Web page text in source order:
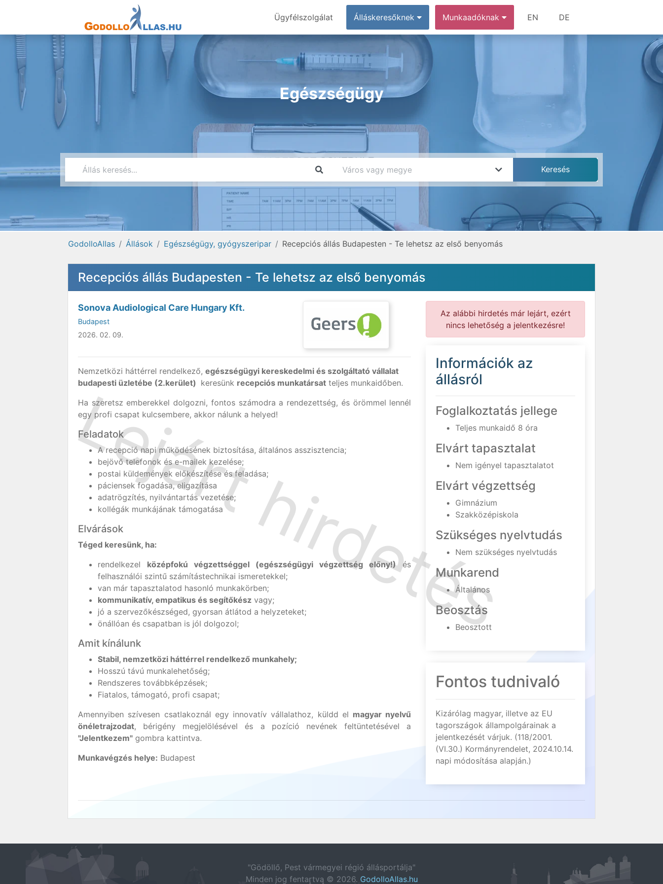
Ügyfélszolgálat Álláskeresőknek Munkaadóknak EN DE
Egészségügy
GodolloAllas Állások Egészségügy, gyógyszeripar Recepciós állás Budapesten - Te lehetsz az első benyomás
Recepciós állás Budapesten - Te lehetsz az első benyomás
Sonova Audiological Care Hungary Kft.
Budapest
2026. 02. 09.
Nemzetközi háttérrel rendelkező, egészségügyi kereskedelmi és szolgáltató vállalat
budapesti üzletébe (2.kerület) keresünk recepciós munkatársat teljes munkaidőben.
Ha szeretsz emberekkel dolgozni, fontos számodra a rendezettség, és örömmel lennél
egy profi csapat kulcsembere, akkor nálunk a helyed!
Feladatok
A recepció napi működésének biztosítása, általános asszisztencia;
bejövő telefonok és e-mailek kezelése;
postai küldemények előkészítése és feladása;
páciensek fogadása, eligazítása
adatrögzítés, nyilvántartás vezetése;
kollégák munkájának támogatása
Elvárások
Téged keresünk, ha:
rendelkezel középfokú végzettséggel (egészségügyi végzettség előny!)és
felhasználói szintű számítástechnikai ismeretekkel;
van már tapasztalatod hasonló munkakörben;
kommunikatív, empatikus és segítőkész vagy;
jó a szervezőkészséged, gyorsan átlátod a helyzeteket;
önállóan és csapatban is jól dolgozol;
Amit kínálunk
Stabil, nemzetközi háttérrel rendelkező munkahely;
Hosszú távú munkalehetőség;
Rendszeres továbbképzések;
Fiatalos, támogató, profi csapat;
Amennyiben szívesen csatlakoznál egy innovatív vállalathoz, küldd el magyar nyelvű
önéletrajzodat, bérigény megjelölésével és a pozíció nevének feltüntetésével a
"Jelentkezem" gombra kattintva.
Munkavégzés helye: Budapest
Az alábbi hirdetés már lejárt, ezért
nincs lehetőség a jelentkezésre!
Információk az
állásról
Foglalkoztatás jellege
Teljes munkaidő 8 óra
Elvárt tapasztalat
Nem igényel tapasztalatot
Elvárt végzettség
Gimnázium
Szakközépiskola
Szükséges nyelvtudás
Nem szükséges nyelvtudás
Munkarend
Általános
Beosztás
Beosztott
Fontos tudnivaló
Kizárólag magyar, illetve az EU
tagországok állampolgárainak a
jelentkezését várjuk. (118/2001.
(VI.30.) Kormányrendelet, 2024.10.14.
napi módosítása alapján.)
"Gödöllő, Pest vármegyei régió állásportálja"
Minden jog fentartva © 2026. GodolloAllas.hu